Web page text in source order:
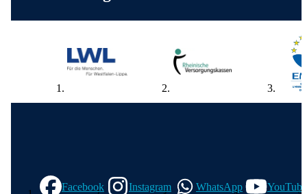
Facebook
Instagram WhatsApp YouTube